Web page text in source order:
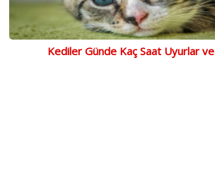
Kediler Günde Kaç Saat Uyurlar